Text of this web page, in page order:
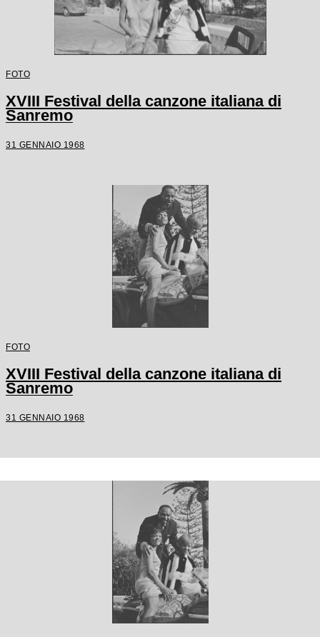
FOTO
XVIII Festival della canzone italiana di
Sanremo
31 GENNAIO 1968
FOTO
XVIII Festival della canzone italiana di
Sanremo
31 GENNAIO 1968